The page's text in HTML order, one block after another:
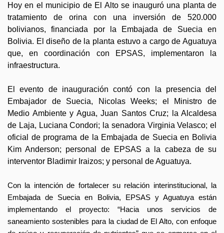
Hoy en el municipio de El Alto se inauguró una planta de
tratamiento de orina con una inversión de 520.000
bolivianos, financiada por la Embajada de Suecia en
Bolivia. El diseño de la planta estuvo a cargo de Aguatuya
que, en coordinación con EPSAS, implementaron la
infraestructura.
El evento de inauguración contó con la presencia del
Embajador de Suecia, Nicolas Weeks; el Ministro de
Medio Ambiente y Agua, Juan Santos Cruz; la Alcaldesa
de Laja, Luciana Condori; la senadora Virginia Velasco; el
oficial de programa de la Embajada de Suecia en Bolivia
Kim Anderson; personal de EPSAS a la cabeza de su
interventor Bladimir Iraizos; y personal de Aguatuya.
Con la intención de fortalecer su relación interinstitucional, la
Embajada de Suecia en Bolivia, EPSAS y Aguatuya están
implementando el proyecto: “Hacia unos servicios de
saneamiento sostenibles para la ciudad de El Alto, con enfoque